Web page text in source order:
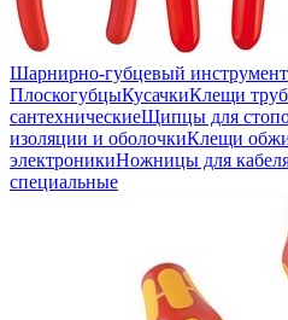
Шарнирно-губцевый инструмент
ПлоскогубцыКусачкиКлещи
сантехническиеЩипцы для
изоляции и оболочкиКлещи
электроникиНожницы для
специальные